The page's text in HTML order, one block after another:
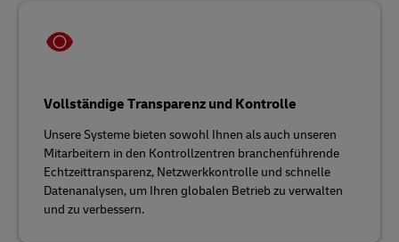
Vollständige Transparenz und Kontrolle
Unsere Systeme bieten sowohl Ihnen als auch unseren
Mitarbeitern in den Kontrollzentren branchenführende
Echtzeittransparenz, Netzwerkkontrolle und schnelle
Datenanalysen, um Ihren globalen Betrieb zu verwalten
und zu verbessern.